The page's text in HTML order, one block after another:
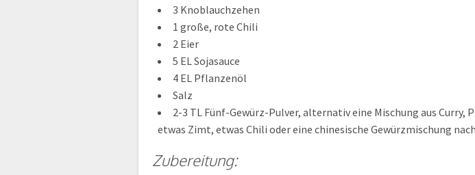
3 Knoblauchzehen
1 große, rote Chili
2 Eier
5 EL Sojasauce
4 EL Pflanzenöl
Salz
2-3 TL Fünf-Gewürz-Pulver, alternativ eine Mischung aus Curry,
etwas Zimt, etwas Chili oder eine chinesische Gewürzmischung
Zubereitung: